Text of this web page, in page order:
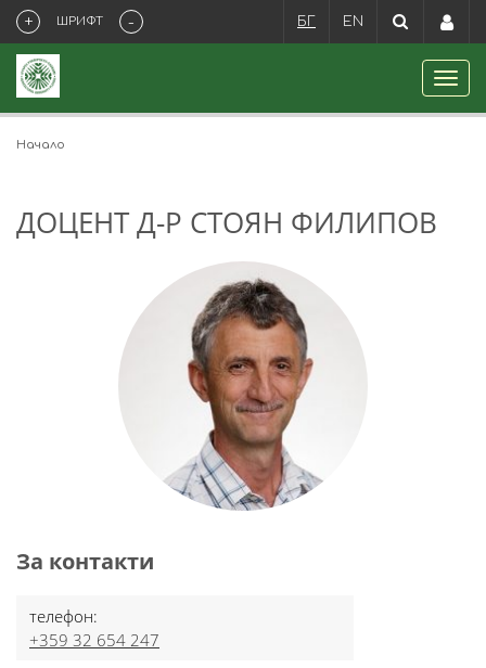
+ ШРИФТ - БГ EN
Начало
ДОЦЕНТ Д-Р СТОЯН ФИЛИПОВ
За контакти
телефон:
+359 32 654 247